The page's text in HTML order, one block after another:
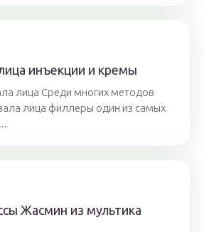
инъекции и кремы
лица Среди многих методов
лица филлеры один из самых
Жасмин из мультика